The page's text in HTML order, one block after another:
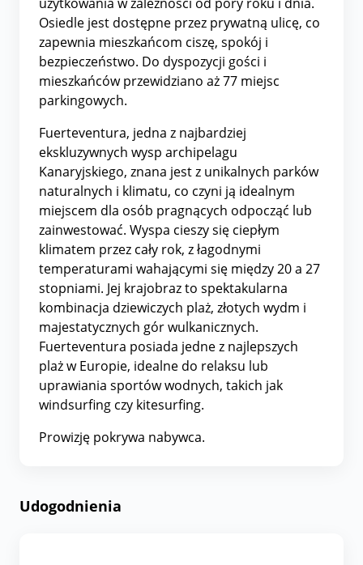
Osiedle jest dostępne przez prywatną ulicę, co
zapewnia mieszkańcom ciszę, spokój i
bezpieczeństwo. Do dyspozycji gości i
mieszkańców przewidziano aż 77 miejsc
parkingowych.
Fuerteventura, jedna z najbardziej
ekskluzywnych wysp archipelagu
Kanaryjskiego, znana jest z unikalnych parków
naturalnych i klimatu, co czyni ją idealnym
miejscem dla osób pragnących odpocząć lub
zainwestować. Wyspa cieszy się ciepłym
klimatem przez cały rok, z łagodnymi
temperaturami wahającymi się między 20 a 27
stopniami. Jej krajobraz to spektakularna
kombinacja dziewiczych plaż, złotych wydm i
majestatycznych gór wulkanicznych.
Fuerteventura posiada jedne z najlepszych
plaż w Europie, idealne do relaksu lub
uprawiania sportów wodnych, takich jak
windsurfing czy kitesurfing.
Prowizję pokrywa nabywca.
Udogodnienia